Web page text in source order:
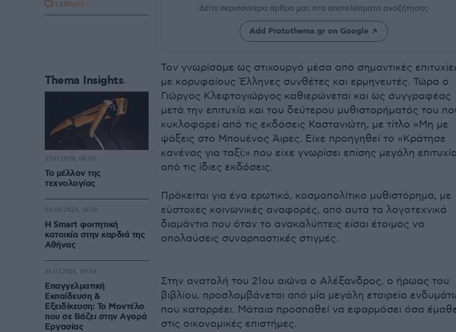
Δείτε περισσότερα άρθρα μας στα αποτελέσματα αναζήτησης
Add Protothema.gr on Google
Τον γνωρίσαμε ως στιχουργό μέσα από σημαντικές
με κορυφαίους Έλληνες συνθέτες και ερμηνευτές. Τώρα ο
Γιώργος Κλεφτογιώργος καθιερώνεται και ως συγγραφέας
μετά την επιτυχία και του δεύτερου μυθιστορήματός του
κυκλοφορεί από τις εκδόσεις Καστανιώτη, με τίτλο «Μη με
ψάξεις στο Μπουένος Άιρες. Είχε προηγηθεί το «Κράτησε
κανένας για ταξί;» που είχε γνωρίσει επίσης μεγάλη
από τις ίδιες εκδόσεις.
Πρόκειται για ένα ερωτικό, κοσμοπολίτικο μυθιστόρημα, με
εύστοχες κοινωνικές αναφορές, από αυτά τα λογοτεχνικά
διαμάντια που όταν το ανακαλύπτεις είσαι έτοιμος να
απολαύσεις συναρπαστικές στιγμές.
Στην ανατολή του 21ου αιώνα ο Αλέξανδρος, ο ήρωας του
βιβλίου, προσλαμβάνεται από μία μεγάλη εταιρεία
που καταρρέει. Μάταια προσπαθεί να εφαρμόσει όσα
στις οικονομικές επιστήμες.
1 ΣΧΟΛΙΟ
Thema Insights
Το μέλλον της
τεχνολογίας
27.07.2026, 06:00
Η Smart φοιτητική
κατοικία στην καρδιά της
Αθήνας
03.08.2026, 10:56
Επαγγελματική
Εκπαίδευση &
Εξειδίκευση: Το Mοντέλο
που σε Bάζει στην Aγορά
Eργασίας
26.07.2026, 09:54